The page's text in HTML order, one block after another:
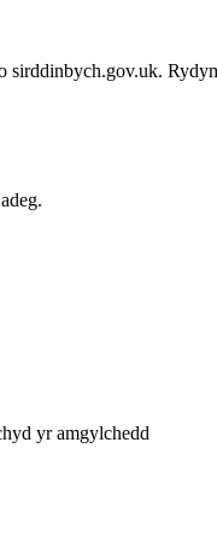
sirddinbych.gov.uk.
yr amgylchedd